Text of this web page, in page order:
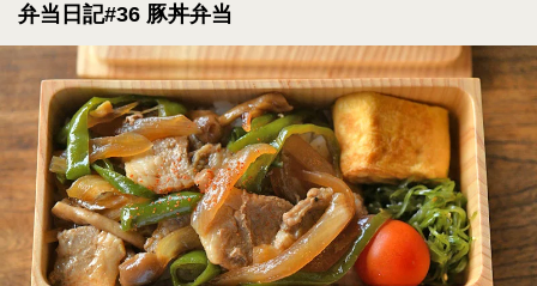
弁当日記#36 豚丼弁当